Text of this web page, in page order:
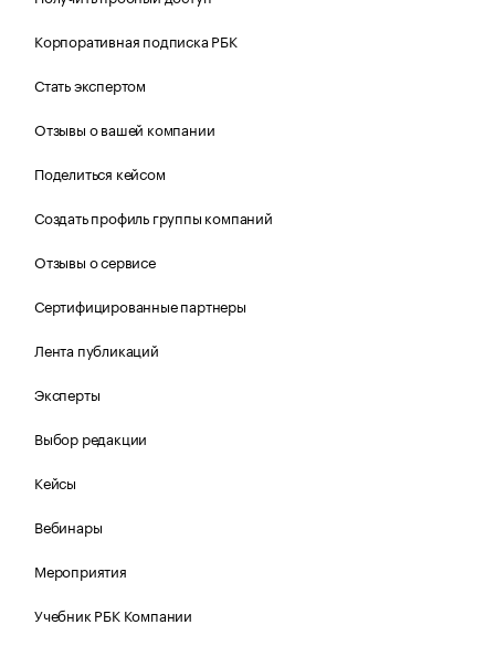
Корпоративная подписка РБК
Стать экспертом
Отзывы о вашей компании
Поделиться кейсом
Создать профиль группы компаний
Отзывы о сервисе
Сертифицированные партнеры
Лента публикаций
Эксперты
Выбор редакции
Кейсы
Вебинары
Мероприятия
Учебник РБК Компании